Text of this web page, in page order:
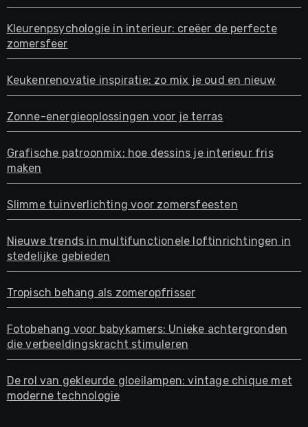
Kleurenpsychologie in interieur: creëer de perfecte
zomersfeer
Keukenrenovatie inspiratie: zo mix je oud en nieuw
Zonne-energieoplossingen voor je terras
Grafische patroonmix: hoe dessins je interieur fris
maken
Slimme tuinverlichting voor zomersfeesten
Nieuwe trends in multifunctionele loftinrichtingen in
stedelijke gebieden
Tropisch behang als zomeropfrisser
Fotobehang voor babykamers: Unieke achtergronden
die verbeeldingskracht stimuleren
De rol van gekleurde gloeilampen: vintage chique met
moderne technologie